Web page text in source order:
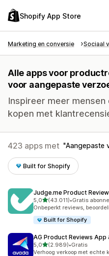
Shopify App Store
Marketing en conversie Sociaal
Alle apps voor
voor aangepaste
Inspireer meer
kopen met
423 apps met Aangepaste
Built for Shopify
Judge.me Product
5,0van 5 sterren
(43.011)
43011 recensies in totaal
•Gratis
Onbeperkt reviews,
Built for Shopify
AG Product Reviews App
5,0van 5 sterren
(2.989)
2989 recensies in totaal
•Gratis
Verhoog verkoop met